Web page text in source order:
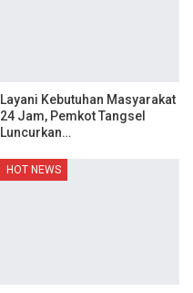
Layani Kebutuhan Masyarakat
24 Jam, Pemkot Tangsel
Luncurkan…
HOT NEWS